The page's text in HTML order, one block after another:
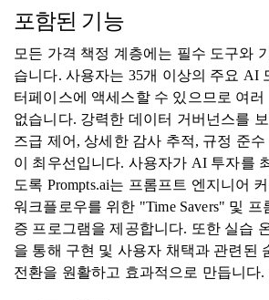
포함된 기능
모든 가격 책정 계층에는 필수 도구와
습니다. 사용자는 35개 이상의 주요 AI
터페이스에 액세스할 수 있으므로 여
없습니다. 강력한 데이터 거버넌스를
즈급 제어, 상세한 감사 추적, 규정 준
이 최우선입니다. 사용자가 AI 투자를
도록 Prompts.ai는 프롬프트 엔지니어
워크플로우를 위한 "Time Savers" 및 프
증 프로그램을 제공합니다. 또한 실습
을 통해 구현 및 사용자 채택과 관련된
전환을 원활하고 효과적으로 만듭니다.